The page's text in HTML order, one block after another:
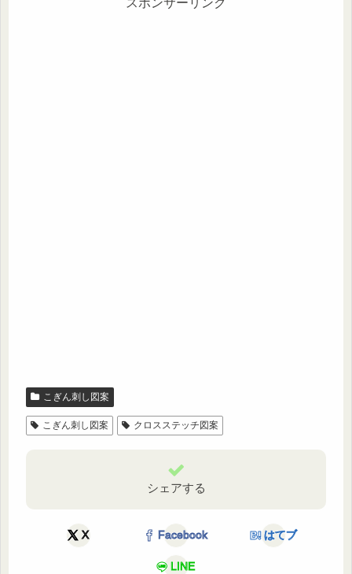
スポンサーリンク
こぎん刺し図案
こぎん刺し図案 クロスステッチ図案
シェアする
X Facebook はてブ
LINE